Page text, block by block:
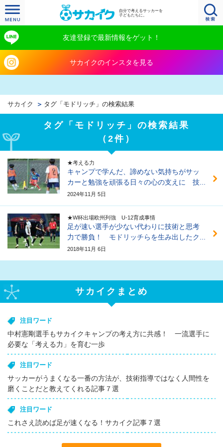
自分で考えるサッカーを
子どもたちに。
友達登録で最新情報をゲット！
サカイクのインスタを見る
サカイク タグ「モドリッチ」の検索結果
タグ「モドリッチ」の検索結果
（2件）
★考える力
キャンプで学んだ、諦めない気持ちがサッ
カーと勉強を頑張る日々の心の支えに 技...
2024年11月 5日
★W杯出場欧州列強 U-12育成事情
足が速い選手が少ない代わりに技術と思考
力で勝負！ モドリッチらを生み出したク...
2018年11月 6日
サカイクまとめ
注目ワード
中村憲剛選手もサカイクキャンプの考え方に共感！ 一流選手に
必要な「考える力」を育む一歩
注目ワード
サッカーがうまくなる一番の方法が、技術指導ではなく人間性を
磨くことだと教えてくれる記事７選
注目ワード
これさえ読めば足が速くなる！サカイク記事７選